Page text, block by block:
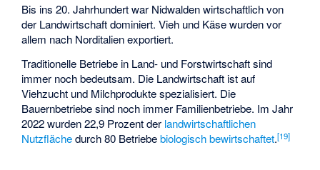
Bis ins 20. Jahrhundert war Nidwalden wirtschaftlich von
der Landwirtschaft dominiert. Vieh und Käse wurden vor
allem nach Norditalien exportiert.
Traditionelle Betriebe in Land- und Forstwirtschaft sind
immer noch bedeutsam. Die Landwirtschaft ist auf
Viehzucht und Milchprodukte spezialisiert. Die
Bauernbetriebe sind noch immer Familienbetriebe. Im Jahr
2022 wurden 22,9 Prozent der landwirtschaftlichen
Nutzflächedurch 80 Betriebebiologisch bewirtschaftet.[19]